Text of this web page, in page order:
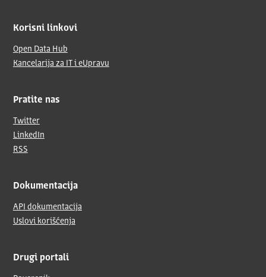
Korisni linkovi
Open Data Hub
Kancelarija za IT i eUpravu
Pratite nas
Twitter
LinkedIn
RSS
Dokumentacija
API dokumentacija
Uslovi korišćenja
Drugi portali